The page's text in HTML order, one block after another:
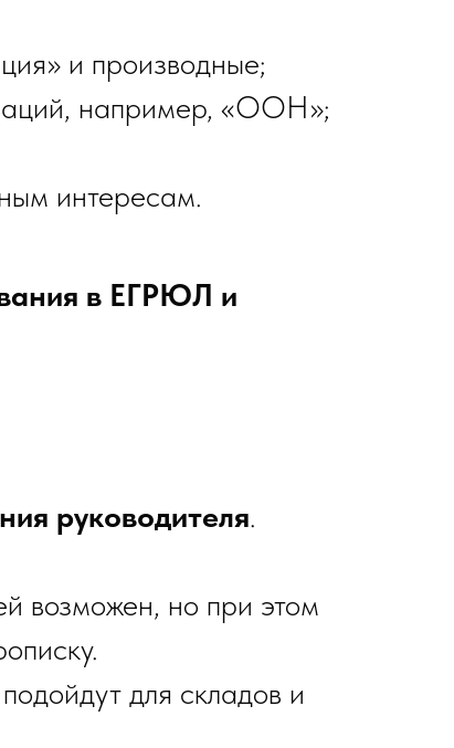
и производные;
например, «ООН»;
интересам.
в ЕГРЮЛ и
руководителя.
возможен, но при этом
для складов и